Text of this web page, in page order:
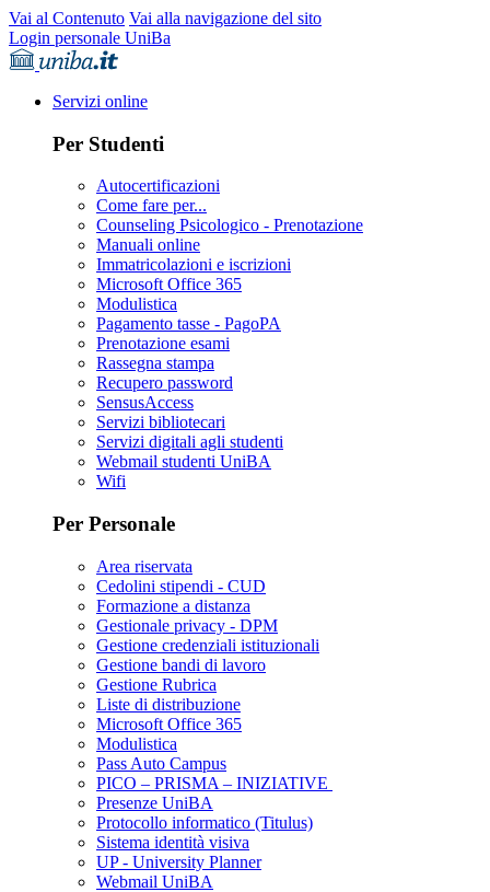
Vai al Contenuto Vai alla navigazione del sito
Login personale UniBa
Servizi online
Per Studenti
Autocertificazioni
Come fare per...
Counseling Psicologico - Prenotazione
Manuali online
Immatricolazioni e iscrizioni
Microsoft Office 365
Modulistica
Pagamento tasse - PagoPA
Prenotazione esami
Rassegna stampa
Recupero password
SensusAccess
Servizi bibliotecari
Servizi digitali agli studenti
Webmail studenti UniBA
Wifi
Per Personale
Area riservata
Cedolini stipendi - CUD
Formazione a distanza
Gestionale privacy - DPM
Gestione credenziali istituzionali
Gestione bandi di lavoro
Gestione Rubrica
Liste di distribuzione
Microsoft Office 365
Modulistica
Pass Auto Campus
PICO – PRISMA – INIZIATIVE
Presenze UniBA
Protocollo informatico (Titulus)
Sistema identità visiva
UP - University Planner
Webmail UniBA